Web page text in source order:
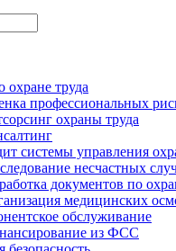
охране труда
профессиональных
охраны труда
системы управления
несчастных
документов по
медицинских
обслуживание
из ФСС